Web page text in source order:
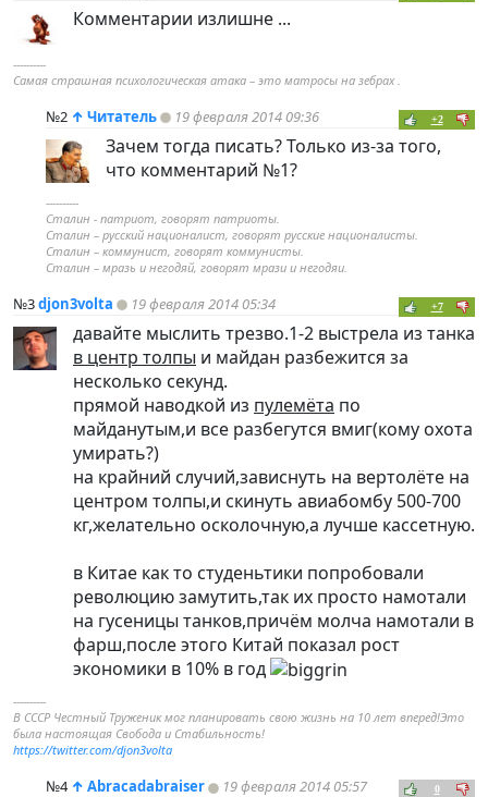
Комментарии излишне ...
----------
Самая страшная психологическая атака – это матросы на зебрах .
№2 ↑ Читатель 19 февраля 2014 09:36 +2
Зачем тогда писать? Только из-за того,
что комментарий №1?
----------
Сталин - патриот, говорят патриоты.
Сталин – русский националист, говорят русские националисты.
Сталин – коммунист, говорят коммунисты.
Сталин – мразь и негодяй, говорят мрази и негодяи.
№3djon3volta 19 февраля 2014 05:34 +7
давайте мыслить трезво.1-2 выстрела из танка
в центр толпы и майдан разбежится за
несколько секунд.
прямой наводкой из пулемёта по
майданутым,и все разбегутся вмиг(кому охота
умирать?)
на крайний случий,зависнуть на вертолёте на
центром толпы,и скинуть авиабомбу 500-700
кг,желательно осколочную,а лучше кассетную.
в Китае как то студеньтики попробовали
революцию замутить,так их просто намотали
на гусеницы танков,причём молча намотали в
фарш,после этого Китай показал рост
экономики в 10% в год
----------
В СССР Честный Труженик мог планировать свою жизнь на 10 лет вперед!Это
была настоящая Свобода и Стабильность!
https://twitter.com/djon3volta
№4 ↑ Abracadabraiser 19 февраля 2014 05:57 0